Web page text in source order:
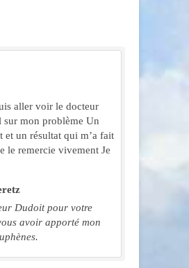
aller voir le docteur
sur mon problème Un
et un résultat qui m’a fait
le remercie vivement Je
Dudoit pour votre
avoir apporté mon